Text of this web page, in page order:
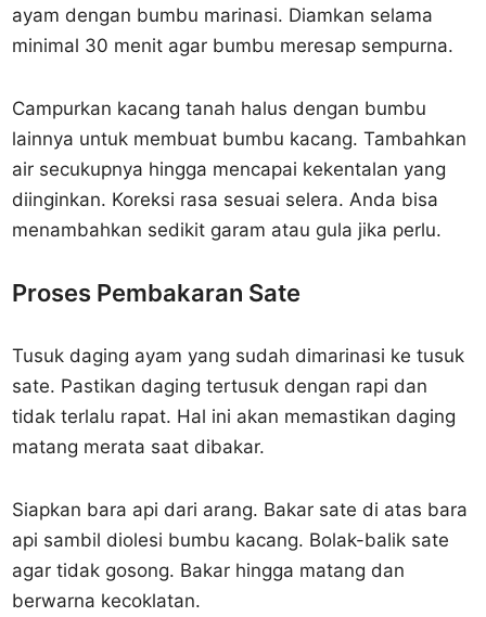
ayam dengan bumbu marinasi. Diamkan selama
minimal 30 menit agar bumbu meresap sempurna.
Campurkan kacang tanah halus dengan bumbu
lainnya untuk membuat bumbu kacang. Tambahkan
air secukupnya hingga mencapai kekentalan yang
diinginkan. Koreksi rasa sesuai selera. Anda bisa
menambahkan sedikit garam atau gula jika perlu.
Proses Pembakaran Sate
Tusuk daging ayam yang sudah dimarinasi ke tusuk
sate. Pastikan daging tertusuk dengan rapi dan
tidak terlalu rapat. Hal ini akan memastikan daging
matang merata saat dibakar.
Siapkan bara api dari arang. Bakar sate di atas bara
api sambil diolesi bumbu kacang. Bolak-balik sate
agar tidak gosong. Bakar hingga matang dan
berwarna kecoklatan.